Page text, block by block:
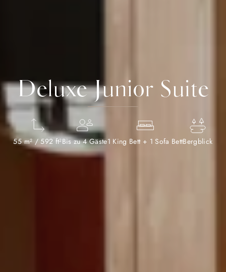
Deluxe Junior Suite
55 m² / 592 ft²Bis zu 4 Gäste1 King Bett + 1 Sofa BettBergblick